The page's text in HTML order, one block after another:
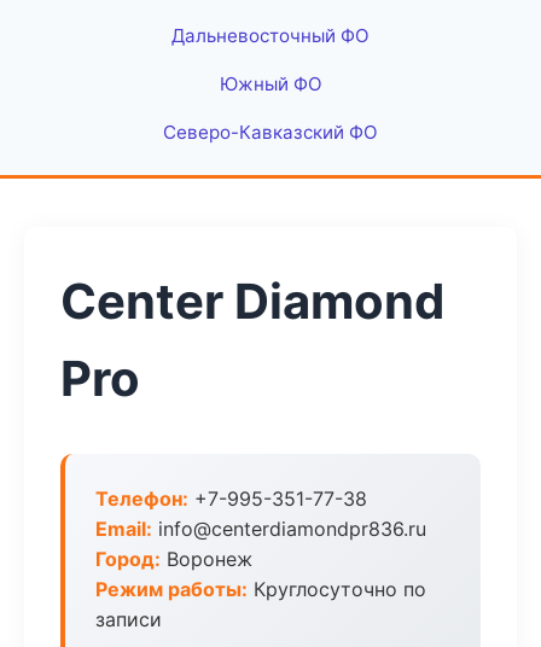
Дальневосточный ФО
Южный ФО
Северо-Кавказский ФО
Center Diamond
Pro
Телефон: +7-995-351-77-38
Email: info@centerdiamondpr836.ru
Город: Воронеж
Режим работы: Круглосуточно по
записи